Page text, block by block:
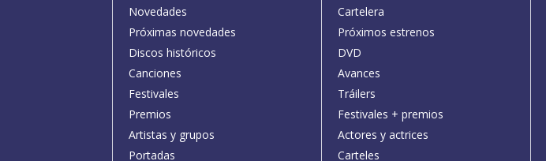
Novedades
Próximas novedades
Discos históricos
Canciones
Festivales
Premios
Artistas y grupos
Portadas
Cartelera
Próximos estrenos
DVD
Avances
Tráilers
Festivales + premios
Actores y actrices
Carteles